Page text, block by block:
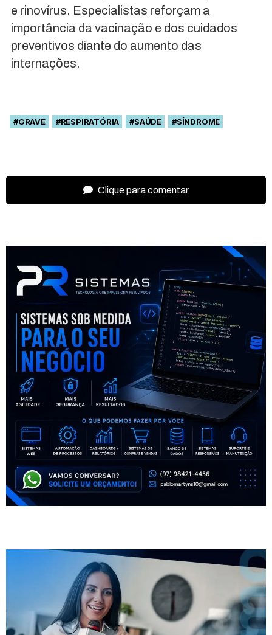
e rinovírus. Especialistas reforçam a
importância da vacinação e dos cuidados
preventivos diante do aumento das
internações.
#GRAVE #RESPIRATÓRIA #SAÚDE #SÍNDROME
Clique para comentar